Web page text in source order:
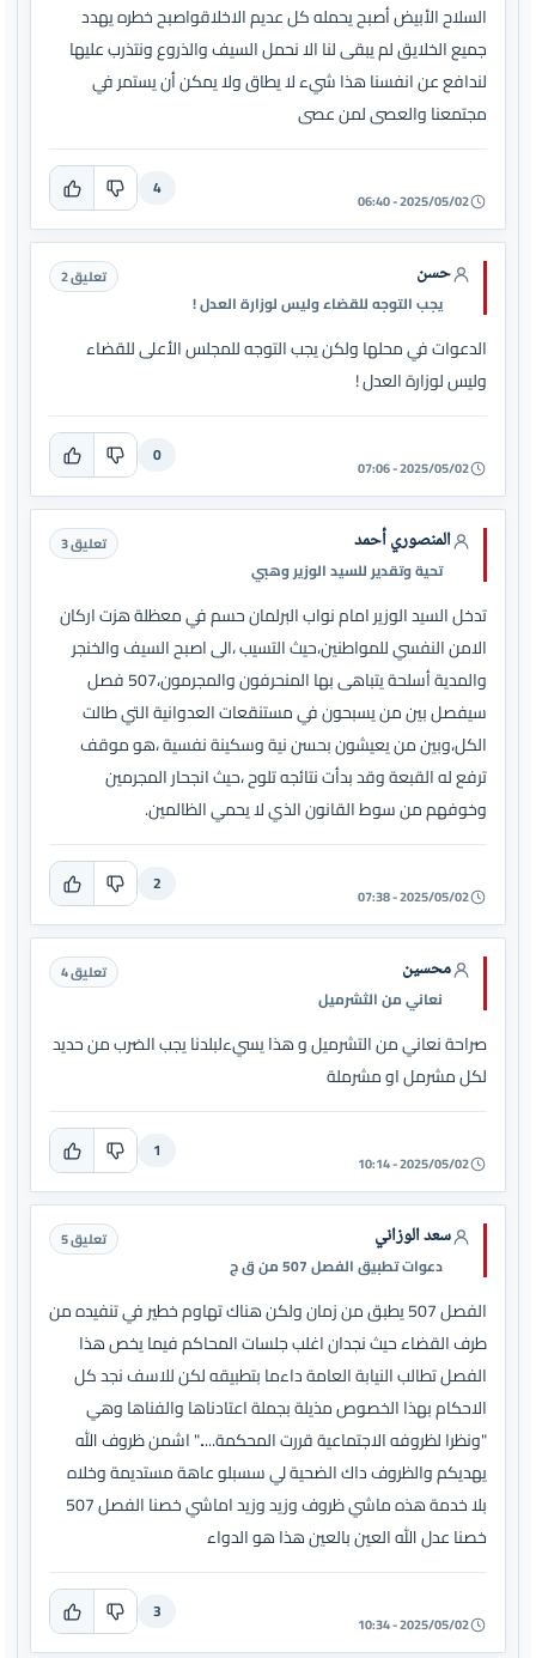
السلاح الأبيض أصبح يحمله كل عديم الاخلاقواصبح خطره يهدد
جميع الخلايق لم يبقى لنا الا نحمل السيف والذروع ونتذرب عليها
لندافع عن انفسنا هذا شيء لا يطاق ولا يمكن أن يستمر في
مجتمعنا والعصى لمن عصى
2025/05/02 - 06:40
4
حسن
يجب التوجه للقضاء وليس لوزارة العدل !
تعليق 2
الدعوات في محلها ولكن يجب التوجه للمجلس الأعلى للقضاء
وليس لوزارة العدل !
2025/05/02 - 07:06
0
المنصوري أحمد
تحية وتقدير للسيد الوزير وهبي
تعليق 3
تدخل السيد الوزير امام نواب البرلمان حسم في معظلة هزت اركان
الامن النفسي للمواطنين،حيث التسيب ،الى اصبح السيف والخنجر
والمدية أسلحة يتباهى بها المنحرفون والمجرمون،507 فصل
سيفصل بين من يسبحون في مستنقعات العدوانية التي طالت
الكل،وبين من يعيشون بحسن نية وسكينة نفسية ،هو موقف
ترفع له القبعة وقد بدأت نتائجه تلوح ،حيث انجحار المجرمين
وخوفهم من سوط القانون الذي لا يحمي الظالمين.
2025/05/02 - 07:38
2
محسين
نعاني من الثشرميل
تعليق 4
صراحة نعاني من التشرميل و هذا يسيءلبلدنا يجب الضرب من حديد
لكل مشرمل او مشرملة
2025/05/02 - 10:14
1
سعد الوزاني
دعوات تطبيق الفصل 507 من ق ج
تعليق 5
الفصل 507 يطبق من زمان ولكن هناك تهاوم خطير في تنفيده من
طرف القضاء حيث نجدان اغلب جلسات المحاكم فيما يخص هذا
الفصل تطالب النيابة العامة داءما بتطبيقه لكن للاسف نجد كل
الاحكام بهذا الخصوص مذيلة بجملة اعتادناها والفناها وهي
"ونظرا لظروفه الاجتماعية قررت المحكمة....." اشمن ظروف الله
يهديكم والظروف داك الضحية لي سسبلو عاهة مستديمة وخلاه
بلا خدمة هذه ماشي ظروف وزيد وزيد اماشي خصنا الفصل 507
خصنا عدل الله العين بالعين هذا هو الدواء
2025/05/02 - 10:34
3